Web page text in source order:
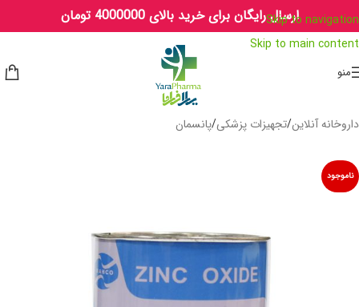
Skip to navigation
Skip to main content
ارسال رایگان برای خرید بالای 4000000 تومان
منو
داروخانه آنلاین/تجهیزات پزشکی/پانسمان
ناموجود